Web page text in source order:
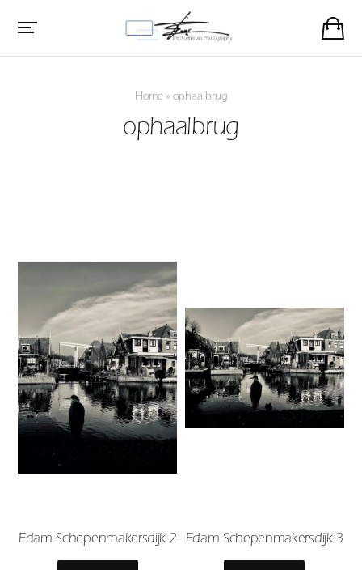
Home » ophaalbrug
ophaalbrug
Edam Schepenmakersdijk 2 Edam Schepenmakersdijk 3